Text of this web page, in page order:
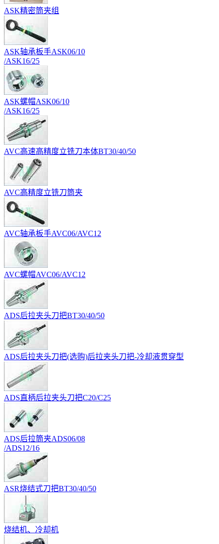
ASK精密筒夹组
ASK轴承板手ASK06/10
/ASK16/25
ASK螺帽ASK06/10
/ASK16/25
AVC高速高精度立铣刀本体BT30/40/50
AVC高精度立铣刀筒夹
AVC轴承板手AVC06/AVC12
AVC螺帽AVC06/AVC12
ADS后拉夹头刀把BT30/40/50
ADS后拉夹头刀把(选购)后拉夹头刀把-冷却液贯穿型
ADS直柄后拉夹头刀把C20/C25
ADS后拉筒夹ADS06/08
/ADS12/16
ASR烧结式刀把BT30/40/50
烧结机、冷却机